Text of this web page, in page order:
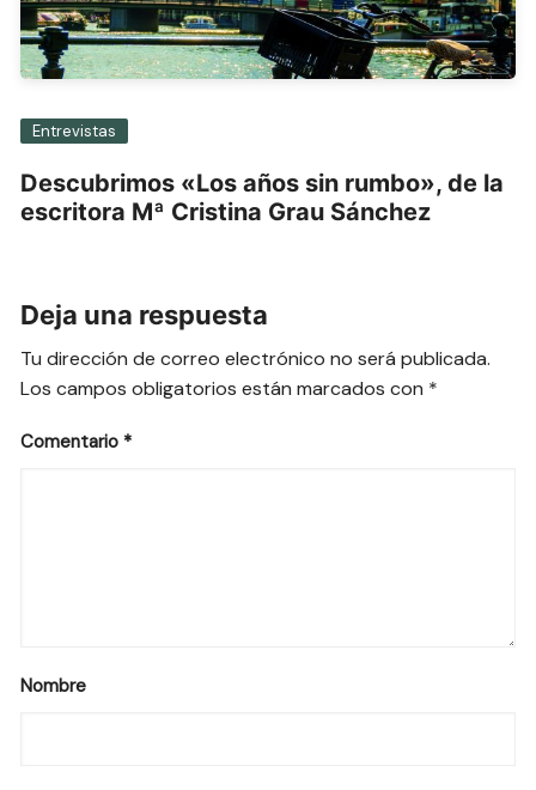
Entrevistas
Descubrimos «Los años sin rumbo», de la
escritora Mª Cristina Grau Sánchez
Deja una respuesta
Tu dirección de correo electrónico no será publicada.
Los campos obligatorios están marcados con *
Comentario *
Nombre